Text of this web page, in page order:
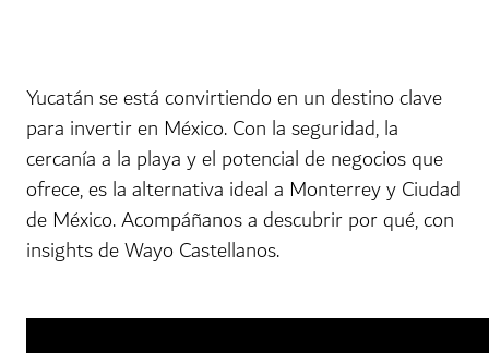
Yucatán se está convirtiendo en un destino clave
para invertir en México. Con la seguridad, la
cercanía a la playa y el potencial de negocios que
ofrece, es la alternativa ideal a Monterrey y Ciudad
de México. Acompáñanos a descubrir por qué, con
insights de Wayo Castellanos.